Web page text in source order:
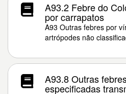
A93.2 Febre do
por carrapatos
A93 Outras febres por
artrópodes não
A93.8 Outras
especificadas